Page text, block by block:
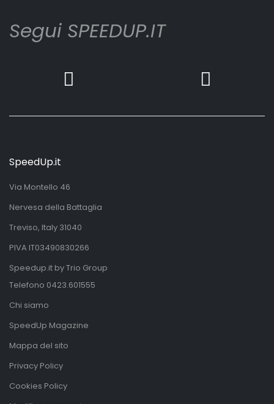
Segui SPEEDUP.IT
SpeedUp.it
Via Montello 46
Nervesa della Battaglia
Treviso, Italy 31040
PIVA IT03490830266
Speedup.it by Trio Group
Telefono 0423.601555
Chi siamo
SpeedUp Magazine
Mappa del sito
Privacy Policy
Cookies Policy